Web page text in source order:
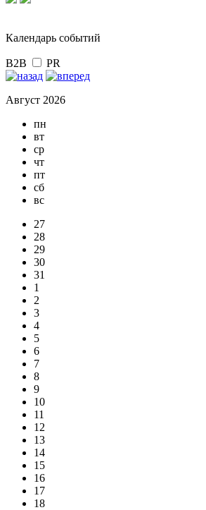
Календарь событий
B2B PR
Август 2026
пн
вт
ср
чт
пт
сб
вс
27
28
29
30
31
1
2
3
4
5
6
7
8
9
10
11
12
13
14
15
16
17
18